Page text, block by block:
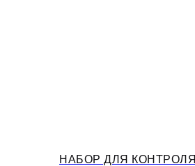
НАБОР ДЛЯ КОНТРОЛЯ